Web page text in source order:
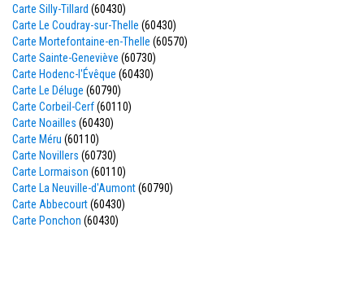
Carte Silly-Tillard (60430)
Carte Le Coudray-sur-Thelle (60430)
Carte Mortefontaine-en-Thelle (60570)
Carte Sainte-Geneviève (60730)
Carte Hodenc-l'Évêque (60430)
Carte Le Déluge (60790)
Carte Corbeil-Cerf(60110)
Carte Noailles (60430)
Carte Méru (60110)
Carte Novillers (60730)
Carte Lormaison (60110)
Carte La Neuville-d'Aumont(60790)
Carte Abbecourt(60430)
Carte Ponchon (60430)